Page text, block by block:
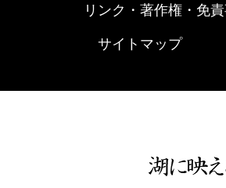
リンク・著作権・免
サイトマップ